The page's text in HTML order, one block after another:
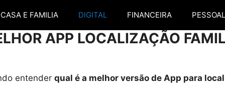
CASA E FAMILIA DIGITAL FINANCEIRA PESSOAL
APP LOCALIZAÇÃO
entender qual é a melhor versão de App para